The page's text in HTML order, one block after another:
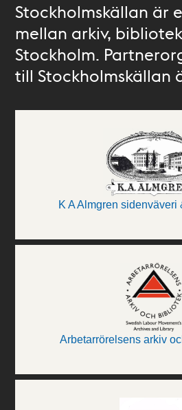
Stockholmskällan är
mellan arkiv,
Stockholm.
till Stockholmskällan
K A Almgren sidenväveri
Arbetarrörelsens arkiv